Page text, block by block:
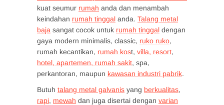
kuat seumur rumah anda dan menambah
keindahan rumah tinggal anda. Talang metal
baja sangat cocok untuk rumah tinggal dengan
gaya modern minimalis, classic, ruko ruko,
rumah kecantikan, rumah kost, villa, resort,
hotel, apartemen, rumah sakit, spa,
perkantoran, maupun kawasan industri pabrik.
Butuh talang metal galvanis yang berkualitas,
rapi, mewah dan juga disertai dengan varian